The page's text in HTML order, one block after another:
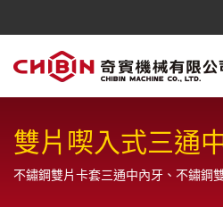
雙片喫入式三通
不鏽鋼雙片卡套三通中內牙、不鏽鋼